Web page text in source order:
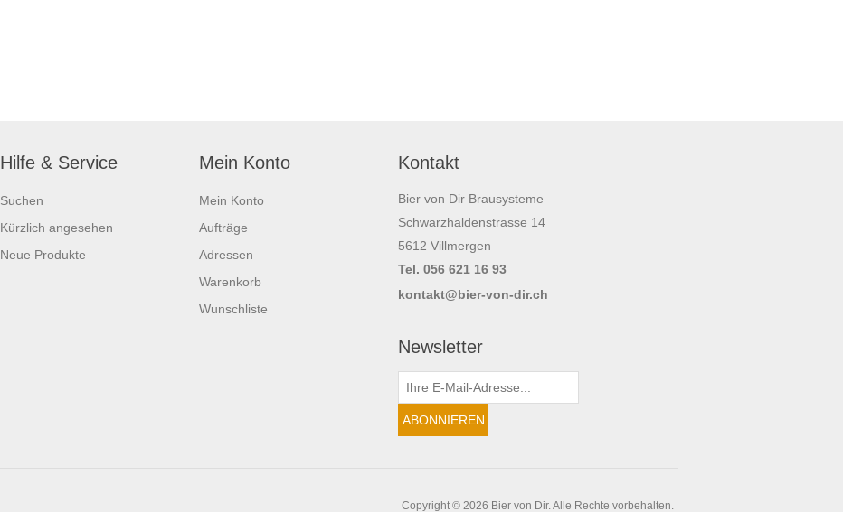
Hilfe & Service
Suchen
Kürzlich angesehen
Neue Produkte
Mein Konto
Mein Konto
Aufträge
Adressen
Warenkorb
Wunschliste
Kontakt
Bier von Dir Brausysteme
Schwarzhaldenstrasse 14
5612 Villmergen
Tel. 056 621 16 93
kontakt@bier-von-dir.ch
Newsletter
Copyright © 2026 Bier von Dir. Alle Rechte vorbehalten.